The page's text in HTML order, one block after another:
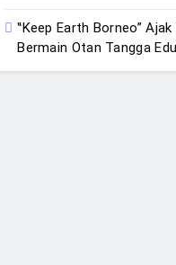
‟Keep Earth Borneo”
Bermain Otan Tangga